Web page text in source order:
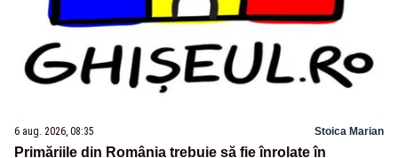
6 aug. 2026, 08:35 Stoica Marian
Primăriile din România trebuie să fie înrolate în